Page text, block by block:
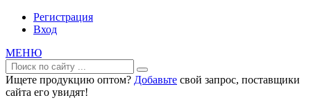
Регистрация
Вход
МЕНЮ
Ищете продукцию оптом? Добавьте свой запрос, поставщики
сайта его увидят!